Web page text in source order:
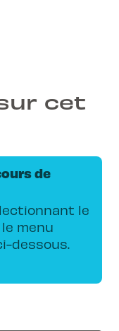
cet
de
le
menu
dessous.